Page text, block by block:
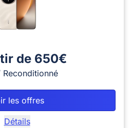
de 650€
Reconditionné
les offres
Détails